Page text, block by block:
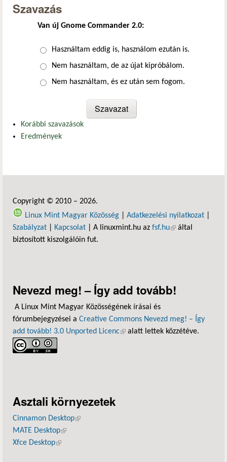
Szavazás
Van új Gnome Commander 2.0:
Választások
Használtam eddig is, használom ezután is.
Nem használtam, de az újat kipróbálom.
Nem használtam, és ez után sem fogom.
Korábbi szavazások
Eredmények
Copyright © 2010 – 2026.
Linux Mint Magyar Közösség
Adatkezelési nyilatkozat
Szabályzat
Kapcsolat | A linuxmint.hu az fsf.hu(külső hivatkozás)
által
biztosított kiszolgálóin fut.
Nevezd meg! – Így add tovább!
A Linux Mint Magyar Közösségének írásai és
fórumbejegyzései a Creative Commons Nevezd meg! – Így
add tovább! 3.0 Unported Licenc(külső hivatkozás)
alatt lettek közzétéve.
Asztali környezetek
Cinnamon Desktop(külső hivatkozás)
MATE Desktop(külső hivatkozás)
Xfce Desktop(külső hivatkozás)